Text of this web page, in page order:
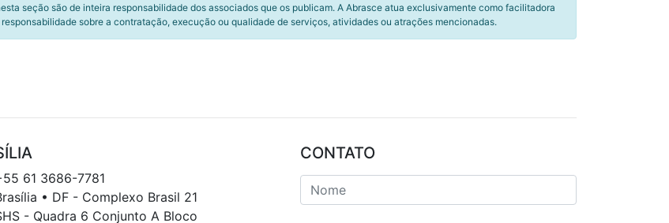
seção são de inteira responsabilidade dos associados que os publicam. A Abrasce atua exclusivamente como facilitadora
sobre a contratação, execução ou qualidade de serviços, atividades ou atrações mencionadas.
61 3686-7781
• DF - Complexo Brasil 21
- Quadra 6 Conjunto A Bloco
CONTATO